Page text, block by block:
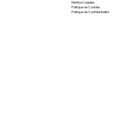
Mention Légales
Politique de Cookies
Politique de Confidentialité